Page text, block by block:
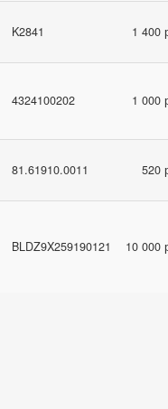
K2841 1 400
4324100202 1 000
81.61910.0011 520
BLDZ9X259190121 10 000